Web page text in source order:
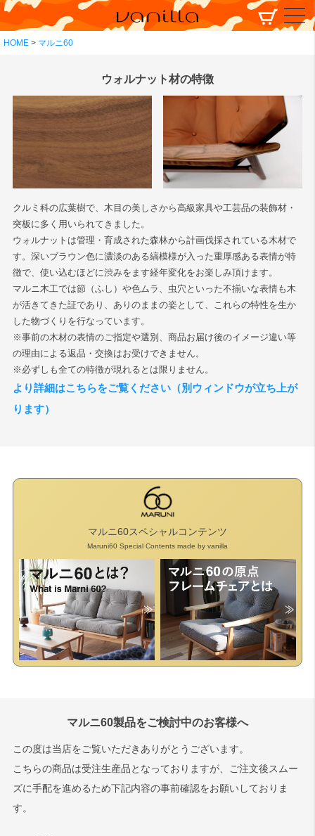
HOME マルニ60
検索
ウォルナット材の特徴
クルミ科の広葉樹で、木目の美しさから高級家具や工芸品の装飾材・
突板に多く用いられてきました。
ウォルナットは管理・育成された森林から計画伐採されている木材で
す。深いブラウン色に濃淡のある縞模様が入った重厚感ある表情が特
徴で、使い込むほどに渋みをます経年変化をお楽しみ頂けます。
マルニ木工では節（ふし）や色ムラ、虫穴といった不揃いな表情も木
が活きてきた証であり、ありのままの姿として、これらの特性を生か
した物づくりを行なっています。
※事前の木材の表情のご指定や選別、商品お届け後のイメージ違い等
の理由による返品・交換はお受けできません。
※必ずしも全ての特徴が現れるとは限りません。
より詳細はこちらをご覧ください（別ウィンドウが立ち上が
ります）
マルニ60スペシャルコンテンツ
Maruni60 Special Contents made by vanilla
マルニ60製品をご検討中のお客様へ
この度は当店をご覧いただきありがとうございます。
こちらの商品は受注生産品となっておりますが、ご注文後スムー
ズに手配を進めるため下記内容の事前確認をお願いしておりま
す。